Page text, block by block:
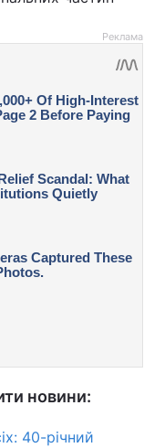
Реклама
новини:
40-річний